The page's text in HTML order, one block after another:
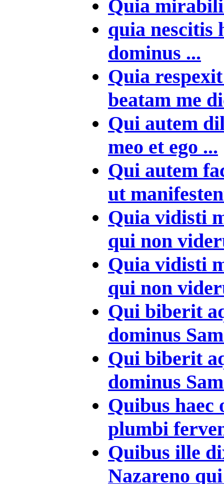
Quia
quia nescitis
dominus ...
Quia
beatam me
Qui autem
meo et ego ...
Qui autem
ut
Quia vidisti
qui non
Quia vidisti
qui non
Qui biberit
dominus
Qui biberit
dominus
Quibus haec
plumbi
Quibus ille
Nazareno